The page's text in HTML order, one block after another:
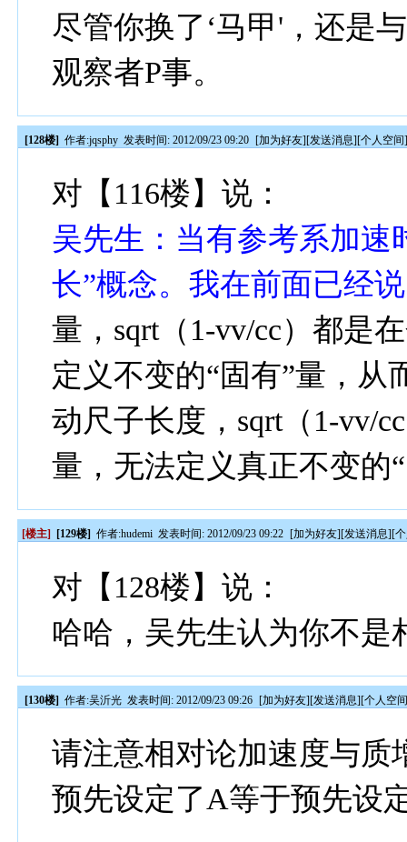
尽管你换了‘马甲'，还是
观察者P事。
[128楼] 作者:jqsphy 发表时间: 2012/09/23 09:20 [加为好友][发送消息][个人空间
对【116楼】说：
吴先生： 当有参考系加速
长”概念。我在前面已经
量， sqrt（ 1-vv/cc）都是
定义不变的“固有”量，
动尺子长度， sqrt（ 1-vv/cc
量，无法定义真正不变的
[楼主] [129楼] 作者:hudemi 发表时间: 2012/09/23 09:22 [加为好友][发送消息][
对【128楼】说：
哈哈，吴先生认为你不是
[130楼] 作者:吴沂光 发表时间: 2012/09/23 09:26 [加为好友][发送消息][个人空
请注意相对论加速度与质
预先设定了A等于预先设